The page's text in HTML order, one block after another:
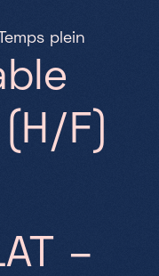
emps p ein
b e
( H / F )
AT
–